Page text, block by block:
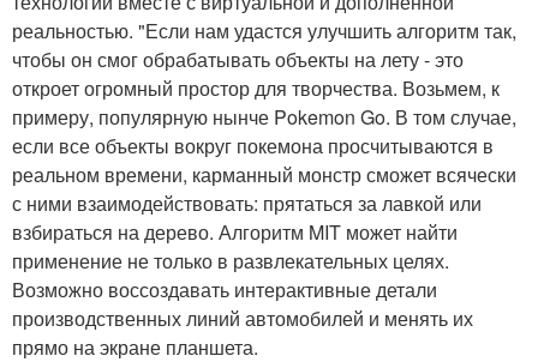
реальностью. "Если нам удастся улучшить алгоритм так,
чтобы он смог обрабатывать объекты на лету - это
откроет огромный простор для творчества. Возьмем, к
примеру, популярную нынче Pokemon Go. В том случае,
если все объекты вокруг покемона просчитываются в
реальном времени, карманный монстр сможет всячески
с ними взаимодействовать: прятаться за лавкой или
взбираться на дерево. Алгоритм MIT может найти
применение не только в развлекательных целях.
Возможно воссоздавать интерактивные детали
производственных линий автомобилей и менять их
прямо на экране планшета.